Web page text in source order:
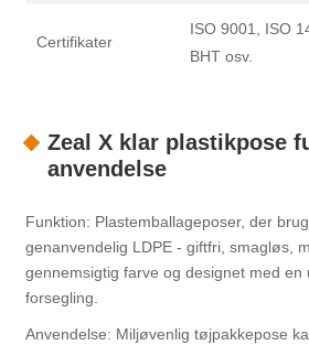
Certifikater
ISO 9001, ISO
BHT osv.
Zeal X klar plastikpose
anvendelse
Funktion: Plastemballageposer, der
genanvendelig LDPE - giftfri, smagløs,
gennemsigtig farve og designet med
forsegling.
Anvendelse: Miljøvenlig tøjpakkepose